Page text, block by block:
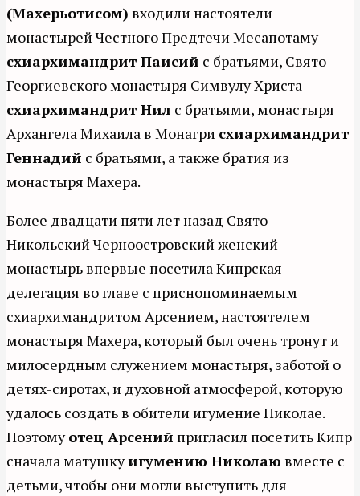
(Махерьотисом) входили настоятели
монастырей Честного Предтечи Месапотаму
схиархимандрит Паисий с братьями, Свято-
Георгиевского монастыря Симвулу Христа
схиархимандрит Нил с братьями, монастыря
Архангела Михаила в Монагри схиархимандрит
Геннадий с братьями, а также братия из
монастыря Махера.
Более двадцати пяти лет назад Свято-
Никольский Черноостровский женский
монастырь впервые посетила Кипрская
делегация во главе с приснопоминаемым
схиархимандритом Арсением, настоятелем
монастыря Махера, который был очень тронут и
милосердным служением монастыря, заботой о
детях-сиротах, и духовной атмосферой, которую
удалось создать в обители игумение Николае.
Поэтомуотец Арсений пригласил посетить Кипр
сначала матушкуигумению Николаю вместе с
детьми, чтобы они могли выступить для